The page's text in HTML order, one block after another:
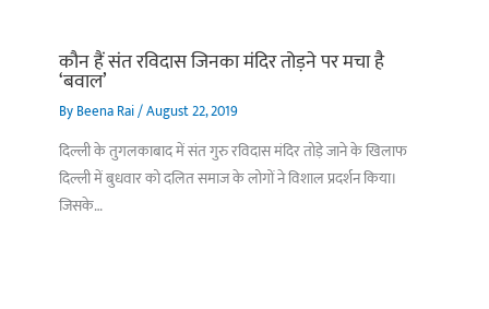
कौन हैं संत रविदास जिनका मंदिर तोड़ने पर मचा है
‘बवाल’
ByBeena Rai/August 22, 2019
दिल्ली के तुगलकाबाद में संत गुरु रविदास मंदिर तोड़े जाने के खिलाफ
दिल्ली में बुधवार को दलित समाज के लोगों ने विशाल प्रदर्शन किया।
जिसके…